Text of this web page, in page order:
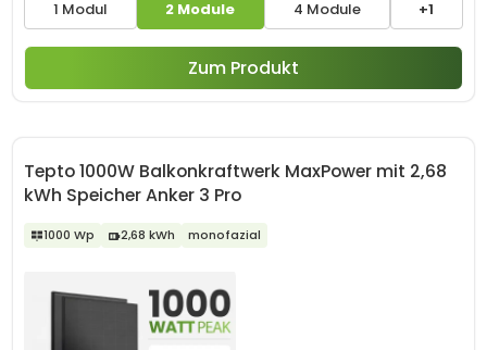
1 Modul 2 Module 4 Module +1
Zum Produkt
Tepto 1000W Balkonkraftwerk MaxPower mit 2,68
kWh Speicher Anker 3 Pro
1000 Wp 2,68 kWh monofazial